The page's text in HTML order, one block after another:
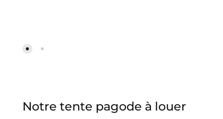
Notre tente pagode à louer